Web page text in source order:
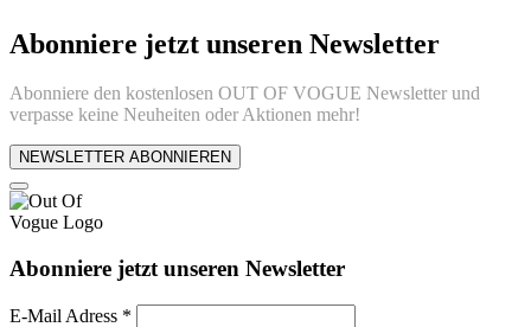
Abonniere jetzt unseren Newsletter
Abonniere den kostenlosen OUT OF VOGUE Newsletter und
verpasse keine Neuheiten oder Aktionen mehr!
NEWSLETTER ABONNIEREN
Abonniere jetzt unseren Newsletter
E-Mail Adress *